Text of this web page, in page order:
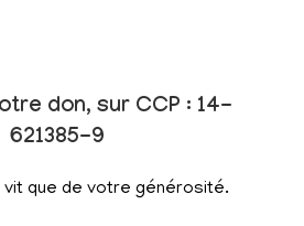
don, sur CCP : 14-
621385-9
vit que de votre générosité.